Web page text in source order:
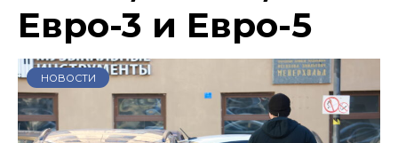
Евро-3 и Евро-5
НОВОСТИ